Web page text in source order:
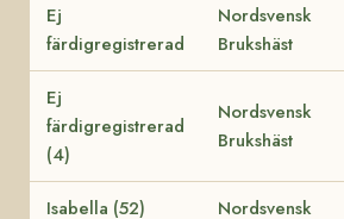
Ej
färdigregistrerad
Nordsvensk
Brukshäst
Ej
färdigregistrerad
(4)
Nordsvensk
Brukshäst
Isabella (52)
Nordsvensk